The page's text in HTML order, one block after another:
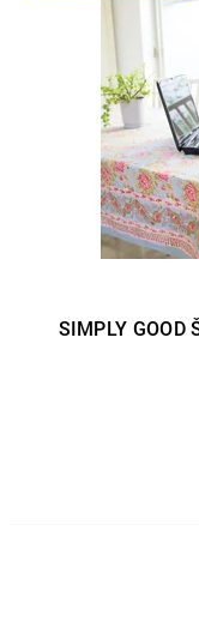
SIMPLY